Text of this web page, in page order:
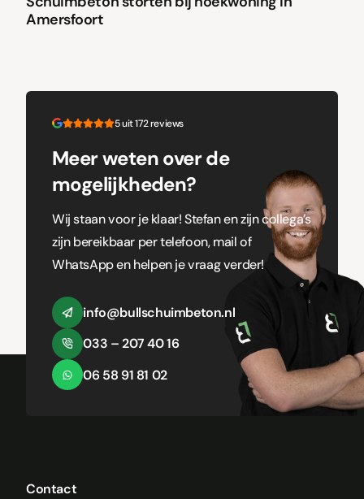
Amersfoort
5 uit 172 reviews
Meer weten over de
mogelijkheden?
Wij staan voor je klaar! Stefan en zijn collega’s
zijn bereikbaar per telefoon, mail of
WhatsApp en helpen je vraag verder!
info@bullschuimbeton.nl
033 – 207 40 16
06 58 91 81 02
Contact